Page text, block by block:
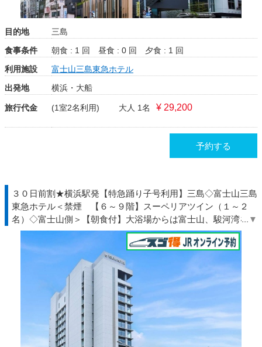
目的地
三島
食事条件
朝食 : 1 回 昼食 : 0 回
夕食 : 1 回
利用施設
富士山三島東急ホテル
出発地
横浜・大船
旅行代金 (1室2名利用) 大人 1名 ¥ 29,200
予約する
３０日前割★横浜駅発【特急踊り子号利用】三島◇富士山三島
東急ホテル＜禁煙 【６～９階】スーペリアツイン（１～２
名）◇富士山側＞【朝食付】大浴場からは富士山、駿河湾を望
む大絶景！◆伊豆◇ＪＲきっぷ駅受取